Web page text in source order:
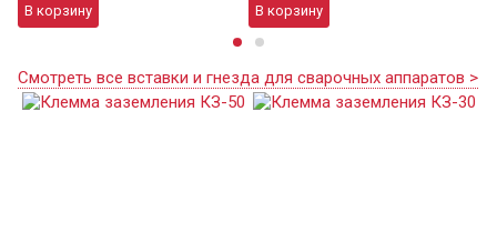
В корзину В корзину
Смотреть все вставки и гнезда для сварочных аппаратов >